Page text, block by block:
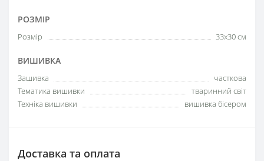
РОЗМІР
Розмір 33х30 см
ВИШИВКА
Зашивка
часткова
Тематика вишивки
тваринний світ
Техніка вишивки
вишивка бісером
Доставка та оплата